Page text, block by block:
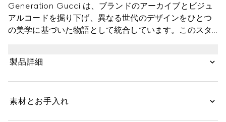
Generation Gucci は、ブランドのアーカイブとビジュ
アルコードを掘り下げ、異なる世代のデザインをひとつ
の美学に基づいた物語として統合しています。このスタ
お使いいただけます。
製品詳細
素材とお手入れ